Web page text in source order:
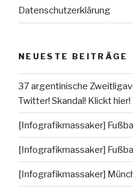
Datenschutzerklärung
NEUESTE BEITRÄGE
37 argentinische
Twitter! Skandal! Klickt
[Infografikmassaker]
[Infografikmassaker]
[Infografikmassaker]